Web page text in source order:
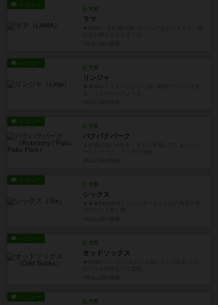
レビュー
充実
ラマ
レビュー
充実
リンジャ
レビュー
充実
パクパクパーク
レビュー
充実
シックス
レビュー
充実
オッドソックス
レビュー
充実